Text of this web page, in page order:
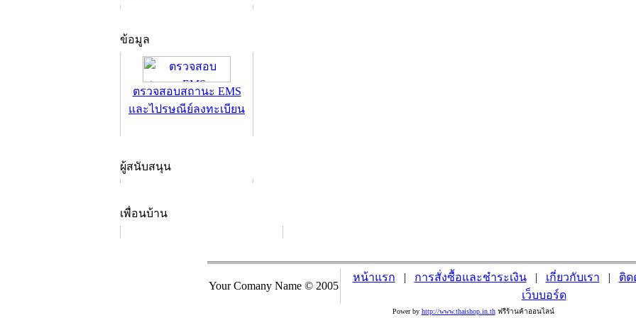
ข้อมูล
ตรวจสอบสถานะ EMS
และไปรษณีย์ลงทะเบียน
ผู้สนับสนุน
เพื่อนบ้าน
Your Comany Name © 2005
หน้าแรก | การสั่งซื้อและชำระเงิน| เกี่ยวกับเรา | ติด
เว็บบอร์ด
Power by http://www.thaishop.in.thฟรีร้านค้าออนไลน์